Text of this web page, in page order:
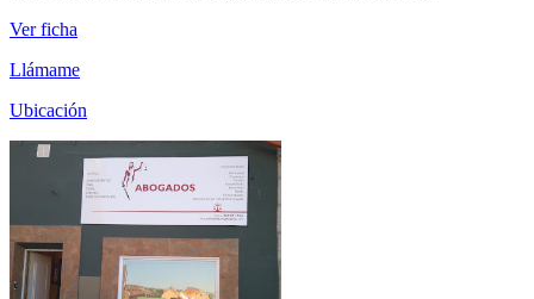
Ver ficha
Llámame
Ubicación